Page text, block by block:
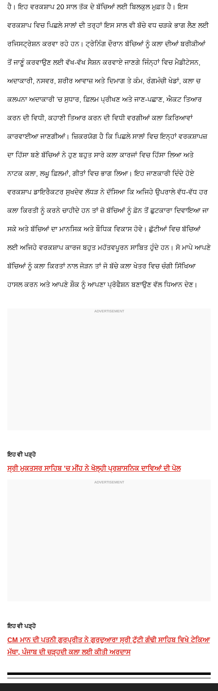
ਹੈ। ਇਹ ਵਰਕਸ਼ਾਪ 20 ਸਾਲ ਤੱਕ ਦੇ ਬੱਚਿਆਂ ਲਈ ਬਿਲਕੁਲ ਮੁਫ਼ਤ ਹੈ। ਇਸ
ਵਰਕਸ਼ਾਪ ਵਿਚ ਪਿਛਲੇ ਸਾਲਾਂ ਦੀ ਤਰ੍ਹਾਂ ਇਸ ਸਾਲ ਵੀ ਬੱਚੇ ਵਧ ਚੜਕੇ ਭਾਗ ਲੈਣ ਲਈ
ਰਜਿਸਟ੍ਰੇਸ਼ਨ ਕਰਵਾ ਰਹੇ ਹਨ। ਟ੍ਰੇਨਿੰਗ ਦੌਰਾਨ ਬੱਚਿਆਂ ਨੂੰ ਕਲਾ ਦੀਆਂ ਬਰੀਕੀਆਂ
ਤੋਂ ਜਾਣੂੰ ਕਰਵਾਉਣ ਲਈ ਵੱਖ-ਵੱਖ ਸੈਸ਼ਨ ਕਰਵਾਏ ਜਾਣਗੇ ਜਿੰਨ੍ਹਾਂ ਵਿਚ ਮੈਡੀਟੇਸਨ,
ਅਦਾਕਾਰੀ, ਨਸਵਰ, ਸ਼ਰੀਰ ਆਵਾਜ਼ ਅਤੇ ਦਿਮਾਗ ਤੇ ਕੰਮ, ਰੰਗਮੰਚੀ ਖੇਡਾਂ, ਕਲਾਚ
ਕਲਪਨਾ ਅਦਾਕਾਰੀ ’ਚ ਸੁਧਾਰ, ਫ਼ਿਲਮ ਪ੍ਰੀਖਣ ਅਤੇ ਜਾਣ-ਪਛਾਣ, ਐਕਟ ਤਿਆਰ
ਕਰਨ ਦੀ ਵਿਧੀ, ਕਹਾਣੀ ਤਿਆਰ ਕਰਨ ਦੀ ਵਿਧੀ ਵਰਗੀਆਂ ਕਲਾ ਕਿਰਿਆਵਾਂ
ਕਾਰਵਾਈਆ ਜਾਣਗੀਆਂ। ਜ਼ਿਕਰਯੋਗ ਹੈ ਕਿ ਪਿਛਲੇ ਸਾਲਾਂ ਵਿਚ ਇਨ੍ਹਾਂ ਵਰਕਸ਼ਾਪਜ਼
ਦਾ ਹਿੱਸਾ ਬਣੇ ਬੱਚਿਆਂ ਨੇ ਹੁਣ ਬਹੁਤ ਸਾਰੇ ਕਲਾ ਕਾਰਜਾਂ ਵਿਚ ਹਿੱਸਾ ਲਿਆ ਅਤੇ
ਨਾਟਕ ਕਲਾ, ਲਘੂ ਫ਼ਿਲਮਾਂ, ਗੀਤਾਂ ਵਿਚ ਭਾਗ ਲਿਆ। ਇਹ ਜਾਣਕਾਰੀ ਦਿੰਦੇ ਹੋਏ
ਵਰਕਸ਼ਾਪ ਡਾਇਰੈਕਟਰ ਸੁਖਦੇਵ ਲੱਧੜ ਨੇ ਦੱਸਿਆ ਕਿ ਅਜਿਹੇ ਉਪਰਾਲੇ ਵੱਧ-ਵੱਧ ਹਰ
ਕਲਾ ਕਿਰਤੀ ਨੂੰ ਕਰਨੇ ਚਾਹੀਦੇ ਹਨ ਤਾਂ ਜ਼ੋ ਬੱਚਿਆਂ ਨੂੰ ਫ਼ੋਨ ਤੋਂ ਛੁਟਕਾਰਾ ਦਿਵਾਇਆ ਜਾ
ਸਕੇ ਅਤੇ ਬੱਚਿਆਂ ਦਾ ਮਾਨਸਿਕ ਅਤੇ ਬੌਧਿਕ ਵਿਕਾਸ ਹੋਵੇ। ਛੁੱਟੀਆਂ ਵਿਚ ਬੱਚਿਆਂ
ਲਈ ਅਜਿਹੇ ਵਰਕਸ਼ਾਪ ਕਾਰਜ ਬਹੁਤ ਮਹੱਤਵਪੂਰਨ ਸਾਬਿਤ ਹੁੰਦੇ ਹਨ। ਸੋ ਮਾਪੇ ਆਪਣੇ
ਬੱਚਿਆਂ ਨੂੰ ਕਲਾ ਕਿਰਤਾਂ ਨਾਲ ਜੋੜਨ ਤਾਂ ਜੋ ਬੱਚੇ ਕਲਾ ਖੇਤਰ ਵਿਚ ਚੰਗੀ ਸਿੱਖਿਆ
ਹਾਸਲ ਕਰਨ ਅਤੇ ਆਪਣੇ ਸ਼ੌਕ ਨੂੰ ਆਪਣਾ ਪ੍ਰੋਫੈਸ਼ਨ ਬਣਾਉਣ ਵੱਲ ਧਿਆਨ ਦੇਣ।
ਇਹ ਵੀ ਪੜ੍ਹੋ
ਸ੍ਰੀ ਮੁਕਤਸਰ ਸਾਹਿਬ ’ਚ ਮੀਂਹ ਨੇ ਖੋਲ੍ਹੀ ਪ੍ਰਸ਼ਾਸਨਿਕ ਦਾਵਿਆਂ ਦੀ ਪੋਲ
ਇਹ ਵੀ ਪੜ੍ਹੋ
CM ਮਾਨ ਦੀ ਪਤਨੀ ਗੁਰਪ੍ਰੀਤ ਨੇ ਗੁਰਦੁਆਰਾ ਸ੍ਰੀ ਟੁੱਟੀ ਗੰਢੀ ਸਾਹਿਬ ਵਿਖੇ ਟੇਕਿਆ
ਮੱਥਾ, ਪੰਜਾਬ ਦੀ ਚੜ੍ਹਦੀ ਕਲਾ ਲਈ ਕੀਤੀ ਅਰਦਾਸ